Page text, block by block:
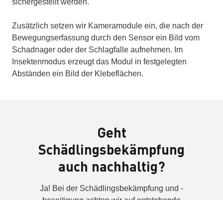
sichergestellt werden.
Zusätzlich setzen wir Kameramodule ein, die nach der
Bewegungserfassung durch den Sensor ein Bild vom
Schadnager oder der Schlagfalle aufnehmen. Im
Insektenmodus erzeugt das Modul in festgelegten
Abständen ein Bild der Klebeflächen.
Geht
Schädlingsbekämpfung
auch nachhaltig?
Ja! Bei der Schädlingsbekämpfung und -